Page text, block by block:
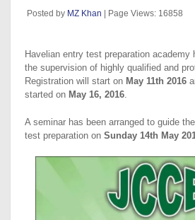
Posted by MZ Khan | Page Views: 16858
Havelian entry test preparation academy
the supervision of highly qualified and
Registration will start on May 11th 2016
started on May 16, 2016.
A seminar has been arranged to guide
test preparation on Sunday 14th May